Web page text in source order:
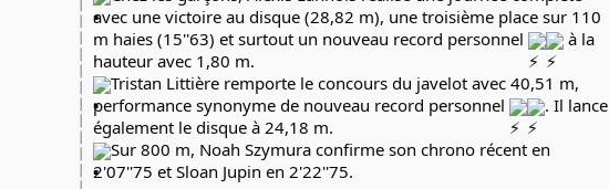
avec une victoire au disque (28,82 m), une troisième place sur 110
m haies (15''63) et surtout un nouveau record personnel
à la
hauteur avec 1,80 m.
Tristan Littière remporte le concours du javelot avec 40,51 m,
performance synonyme de nouveau record personnel
. Il lance
également le disque à 24,18 m.
Sur 800 m, Noah Szymura confirme son chrono récent en
2'07''75 et Sloan Jupin en 2'22''75.